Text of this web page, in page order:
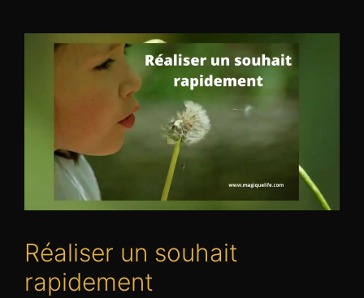
Réaliser un souhait
rapidement